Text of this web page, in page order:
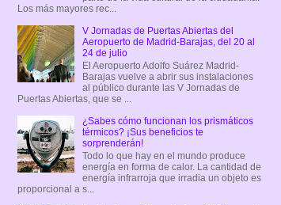
Los más mayores rec...
V Jornadas de Puertas Abiertas del
Aeropuerto de Madrid-Barajas, del 20 al
24 de julio
El Aeropuerto Adolfo Suárez Madrid-
Barajas vuelve a abrir sus instalaciones
al público durante las V Jornadas de
Puertas Abiertas, que se ...
¿Sabes cómo funcionan los prismáticos
térmicos? ¡Sus beneficios te
sorprenderán!
Todo lo que hay en el mundo produce
energía en forma de calor. La cantidad de
energía infrarroja que irradia un objeto es
proporcional a s...